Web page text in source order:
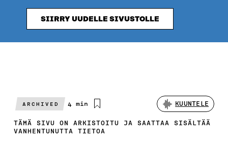
SIIRRY UUDELLE SIVUSTOLLE
ARCHIVED
Arvioitu
4 min KUUNTELE
TÄMÄ SIVU ON ARKISTOITU JA SAATTAA SISÄLTÄÄ
VANHENTUNUTTA TIETOA